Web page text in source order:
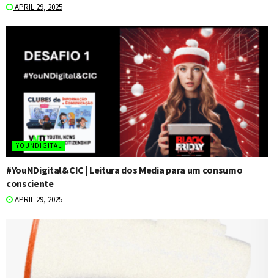
APRIL 29, 2025
YOUNDIGITAL
#YouNDigital&CIC | Leitura dos Media para um consumo
consciente
APRIL 29, 2025